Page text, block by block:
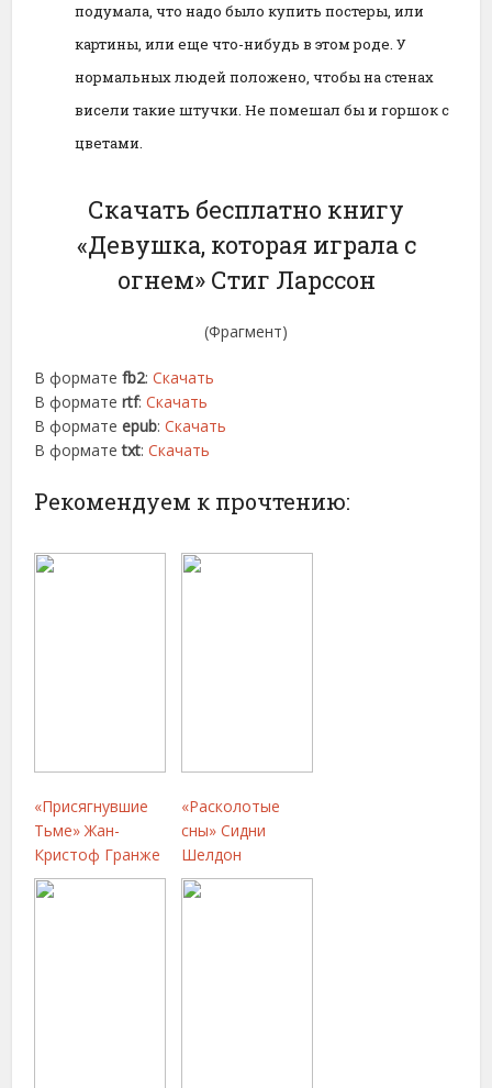
подумала, что надо было купить постеры, или
картины, или еще что-нибудь в этом роде. У
нормальных людей положено, чтобы на стенах
висели такие штучки. Не помешал бы и горшок с
цветами.
Скачать бесплатно книгу
«Девушка, которая играла с
огнем» Стиг Ларссон
(Фрагмент)
В форматеfb2:Скачать
В форматеrtf:Скачать
В форматеepub:Скачать
В форматеtxt:Скачать
Рекомендуем к прочтению:
«Присягнувшие
Тьме» Жан-
Кристоф Гранже
«Расколотые
сны» Сидни
Шелдон